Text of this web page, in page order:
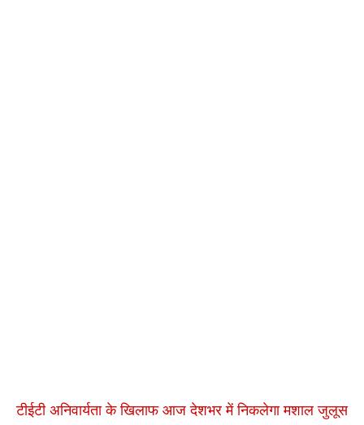
टीईटी अनिवार्यता के खिलाफ आज देशभर में निकलेगा मशाल जुलूस